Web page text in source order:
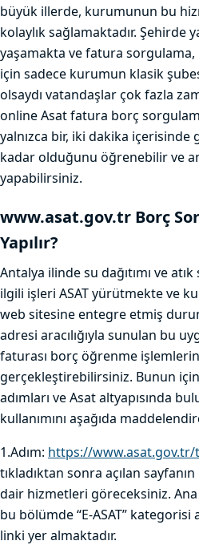
büyük illerde, kurumunun bu
kolaylık sağlamaktadır. Şehirde
yaşamakta ve fatura
için sadece kurumun klasik
olsaydı vatandaşlar çok fazla
online Asat fatura borç
yalnızca bir, iki dakika içerisinde
kadar olduğunu öğrenebilir ve
yapabilirsiniz.
www.asat.gov.tr Borç
Yapılır?
Antalya ilinde su dağıtımı ve
ilgili işleri ASAT yürütmekte ve
web sitesine entegre etmiş
adresi aracılığıyla sunulan bu
faturası borç öğrenme
gerçekleştirebilirsiniz. Bunun
adımları ve Asat altyapısında
kullanımını aşağıda
1.Adım: https://
tıkladıktan sonra açılan
dair hizmetleri göreceksiniz.
bu bölümde “E-ASAT” kategorisi
linki yer almaktadır.